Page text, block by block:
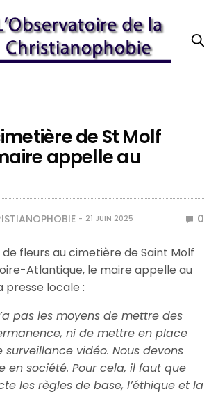
de St Molf
appelle au
21 JUIN 2025 0
fleurs au cimetière de Saint Molf
Atlantique, le maire appelle au
presse locale :
pas les moyens de mettre des
ni de mettre en place
surveillance vidéo. Nous devons
en société. Pour cela, il faut que
les règles de base, l’éthique et la